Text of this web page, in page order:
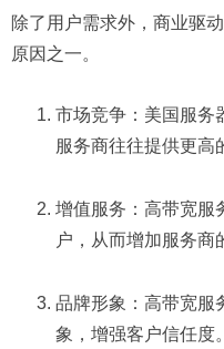
除了用户需求外，商业驱
原因之一。
市场竞争：美国服务
服务商往往提供更高
增值服务：高带宽服
户，从而增加服务商
品牌形象：高带宽服
象，增强客户信任度。